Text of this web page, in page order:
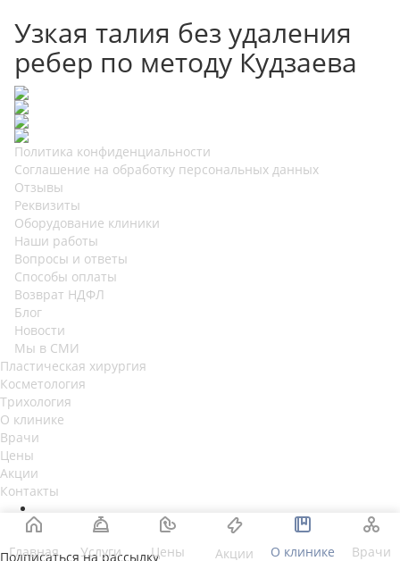
Узкая талия без удаления
ребер по методу Кудзаева
Политика конфиденциальности
Соглашение на обработку персональных данных
Отзывы
Реквизиты
Оборудование клиники
Наши работы
Вопросы и ответы
Способы оплаты
Возврат НДФЛ
Блог
Новости
Мы в СМИ
Пластическая хирургия
Косметология
Трихология
О клинике
Врачи
Цены
Акции
Контакты
Подписаться на рассылку
Главная Услуги Цены Акции О клинике Врачи